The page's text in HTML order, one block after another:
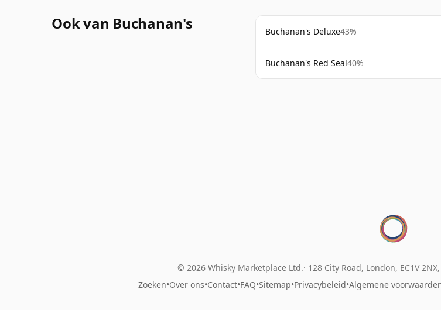
Ook van Buchanan's Buchanan's Deluxe43%
Buchanan's Red Seal40%
© 2026 Whisky Marketplace Ltd. 128 City Road, London, EC1V 2NX,
Zoeken•Over ons•Contact•FAQ•Sitemap•Privacybeleid•Algemene